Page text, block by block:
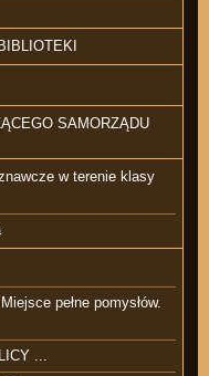
SAMORZĄDU
w terenie klasy
pełne pomysłów.
...